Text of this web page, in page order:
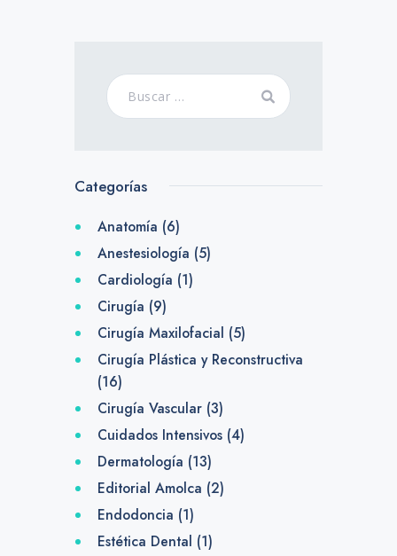
Categorías
Anatomía (6)
Anestesiología (5)
Cardiología (1)
Cirugía (9)
Cirugía Maxilofacial (5)
Cirugía Plástica y Reconstructiva
(16)
Cirugía Vascular(3)
Cuidados Intensivos(4)
Dermatología (13)
Editorial Amolca (2)
Endodoncia (1)
Estética Dental (1)